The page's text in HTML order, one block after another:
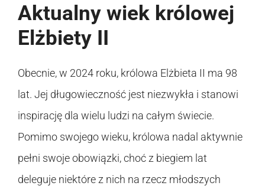
Aktualny wiek królowej
Elżbiety II
Obecnie, w 2024 roku, królowa Elżbieta II ma 98
lat. Jej długowieczność jest niezwykła i stanowi
inspirację dla wielu ludzi na całym świecie.
Pomimo swojego wieku, królowa nadal aktywnie
pełni swoje obowiązki, choć z biegiem lat
deleguje niektóre z nich na rzecz młodszych